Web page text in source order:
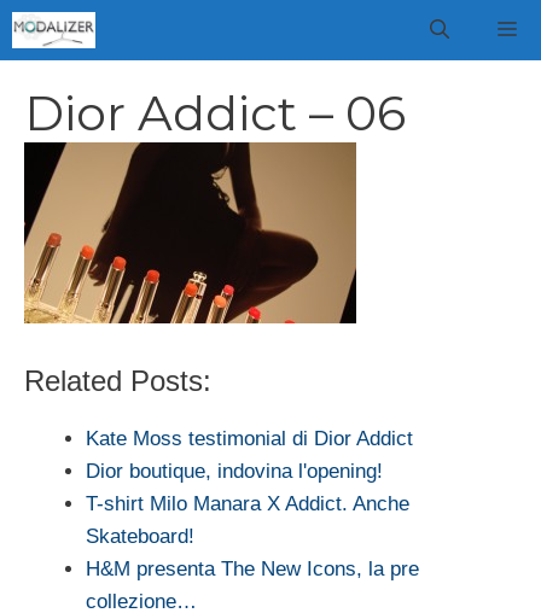
Vai
al
Dior Addict – 06
Related Posts:
Kate Moss testimonial di Dior Addict
Dior boutique, indovina l'opening!
T-shirt Milo Manara X Addict. Anche
Skateboard!
H&M presenta The New Icons, la pre
collezione…